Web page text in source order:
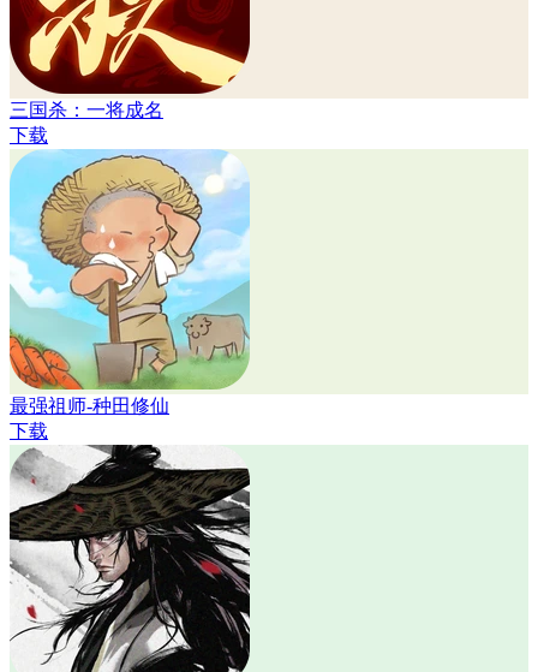
三国杀：一将成名
下载
最强祖师-种田修仙
下载